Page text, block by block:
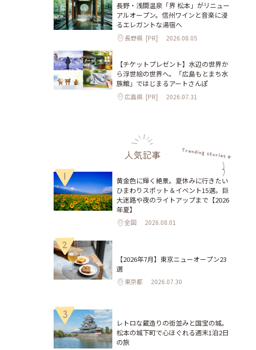
長野・浅間温泉「界 松本」がリニュー
アルオープン。信州ワインと音楽に浸
るエレガントな湯宿へ
長野県 [PR] 2026.08.05
【チケットプレゼント】水辺の世界か
ら浮世絵の世界へ。「広島もとまち水
族館」ではじまるアートさんぽ
広島県 [PR] 2026.07.31
人気記事
1
黄金色に輝く絶景。夏休みに行きたい
ひまわりスポット＆イベント15選。巨
大迷路や夜のライトアップまで【2026
年夏】
全国 2026.08.01
2
【2026年7月】東京ニューオープン23
選
東京都 2026.07.30
3
レトロな蔵造りの街並みと国宝の城。
松本の城下町で心ほぐれる週末1泊2日
の旅